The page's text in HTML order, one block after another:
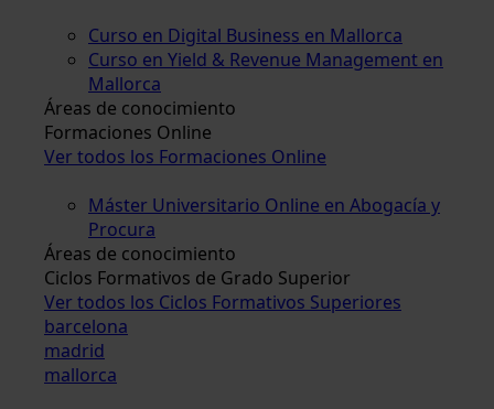
Curso en Digital Business en Mallorca
Curso en Yield & Revenue Management en
Mallorca
Áreas de conocimiento
Formaciones Online
Ver todos los Formaciones Online
Máster Universitario Online en Abogacía y
Procura
Áreas de conocimiento
Ciclos Formativos de Grado Superior
Ver todos los Ciclos Formativos Superiores
barcelona
madrid
mallorca